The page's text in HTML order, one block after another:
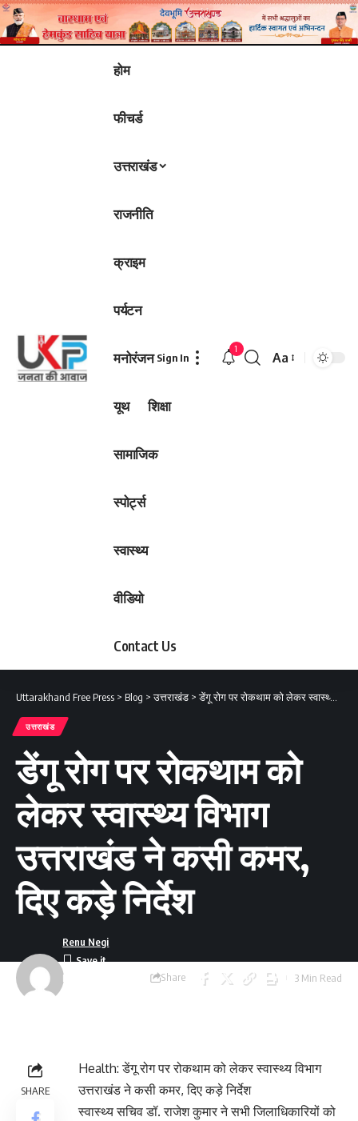
होम
फीचर्ड
उत्तराखंड
राजनीति
क्राइम
पर्यटन
मनोरंजन
यूथ शिक्षा
सामाजिक
स्पोर्ट्स
स्वास्थ्य
वीडियो
Contact Us
Sign In
1
Font
Aa
Uttarakhand Free Press > Blog >उत्तराखंड >डेंगू रोग पर रोकथाम को लेकर स्वास्थ्य विभाग उत्तराखंड ने कसी कमर, दिए कड़े निर्देश
उत्तराखंड
डेंगू रोग पर रोकथाम को
लेकर स्वास्थ्य विभाग
उत्तराखंड ने कसी कमर,
दिए कड़े निर्देश
Last updated:
Renu Negi
Share 3 Min Read
SHARE
Health: डेंगू रोग पर रोकथाम को लेकर स्वास्थ्य विभाग
उत्तराखंड ने कसी कमर, दिए कड़े निर्देश
स्वास्थ्य सचिव डॉ. राजेश कुमार ने सभी जिलाधिकारियों को